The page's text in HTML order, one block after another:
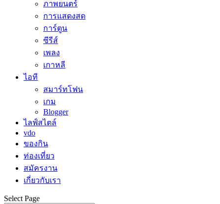
ภาพยนตร์
การแสดงสด
การ์ตูน
ซีรีส์
เพลง
เกาหลี
ไอที
สมาร์ทโฟน
เกม
Blogger
ไลฟ์สไตล์
vdo
ของกิน
ท่องเที่ยว
สมัครงาน
เกี่ยวกับเรา
Select Page